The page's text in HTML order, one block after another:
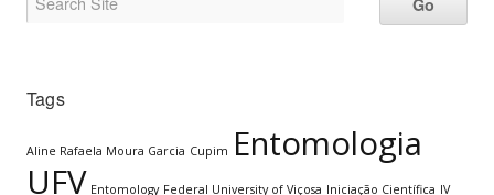
Tags
Aline Rafaela Moura Garcia Cupim Entomologia
UFV Entomology Federal University of Viçosa Iniciação Científica IV